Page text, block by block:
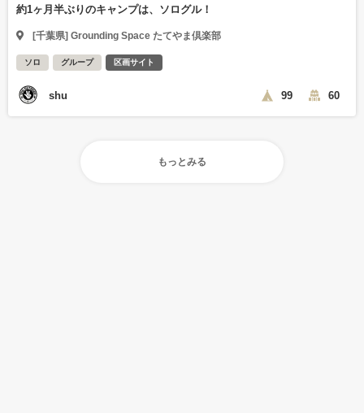
約1ヶ月半ぶりのキャンプは、ソログル！
[千葉県] Grounding Space たてやま倶楽部
ソロ グループ 区画サイト
shu 99 60
もっとみる